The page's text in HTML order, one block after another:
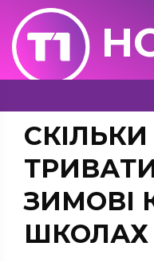
СКІЛЬКИ
ЗИМОВІ
ШКОЛАХ